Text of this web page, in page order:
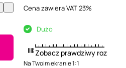
Cena zawiera VAT 23%
Dużo
Zobacz prawdziwy rozmiar
Na Twoim ekranie 1:1